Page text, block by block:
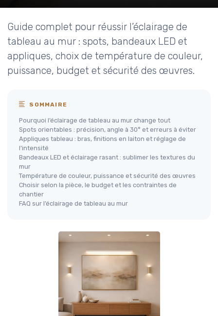
Guide complet pour réussir l’éclairage de
tableau au mur : spots, bandeaux LED et
appliques, choix de température de couleur,
puissance, budget et sécurité des œuvres.
SOMMAIRE
Pourquoi l’éclairage de tableau au mur change tout
Spots orientables : précision, angle à 30° et erreurs à éviter
Appliques tableau : bras, finitions en laiton et réglage de
l’intensité
Bandeaux LED et éclairage rasant : sublimer les textures du
mur
Température de couleur, puissance et sécurité des œuvres
Choisir selon la pièce, le budget et les contraintes de
chantier
FAQ sur l’éclairage de tableau au mur